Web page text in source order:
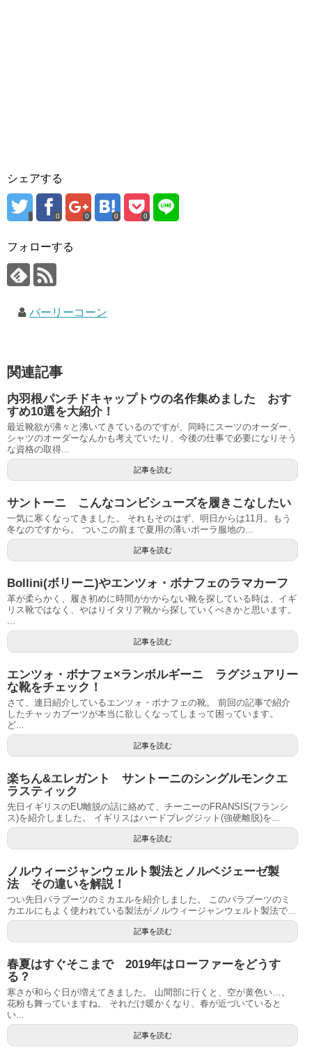
シェアする
0 0 0 0
フォローする
バーリーコーン
関連記事
内羽根パンチドキャップトウの名作集めました おす
すめ10選を大紹介！
最近靴欲が沸々と沸いてきているのですが、同時にスーツのオーダー、
シャツのオーダーなんかも考えていたり、今後の仕事で必要になりそう
な資格の取得...
記事を読む
サントーニ こんなコンビシューズを履きこなしたい
一気に寒くなってきました。 それもそのはず、明日からは11月。もう
冬なのですから。 ついこの前まで夏用の薄いポーラ服地の...
記事を読む
Bollini(ボリーニ)やエンツォ・ボナフェのラマカーフ
革が柔らかく、履き初めに時間がかからない靴を探している時は、イギ
リス靴ではなく、やはりイタリア靴から探していくべきかと思います。
...
記事を読む
エンツォ・ボナフェ×ランボルギーニ ラグジュアリー
な靴をチェック！
さて、連日紹介しているエンツォ・ボナフェの靴。 前回の記事で紹介
したチャッカブーツが本当に欲しくなってしまって困っています。
ど...
記事を読む
楽ちん&エレガント サントーニのシングルモンクエ
ラスティック
先日イギリスのEU離脱の話に絡めて、チーニーのFRANSIS(フランシ
ス)を紹介しました。 イギリスはハードブレグジット(強硬離脱)を...
記事を読む
ノルウィージャンウェルト製法とノルベジェーゼ製
法 その違いを解説！
つい先日パラブーツのミカエルを紹介しました。 このパラブーツのミ
カエルにもよく使われている製法がノルウィージャンウェルト製法で...
記事を読む
春夏はすぐそこまで 2019年はローファーをどうす
る？
寒さが和らぐ日が増えてきました。 山間部に行くと、空が黄色い…。
花粉も舞っていますね。 それだけ暖かくなり、春が近づいていると
い...
記事を読む